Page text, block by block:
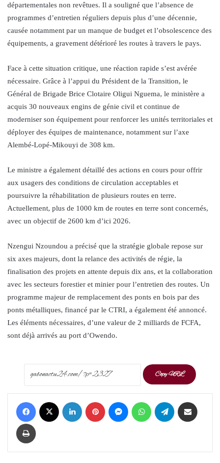
départementales non revêtues. Il a souligné que l’absence de
programmes d’entretien réguliers depuis plus d’une décennie,
causée notamment par un manque de budget et l’obsolescence des
équipements, a gravement détérioré les routes à travers le pays.
Face à cette situation critique, une réaction rapide s’est avérée
nécessaire. Grâce à l’appui du Président de la Transition, le
Général de Brigade Brice Clotaire Oligui Nguema, le ministère a
acquis 30 nouveaux engins de génie civil et continue de
moderniser son équipement pour renforcer les unités territoriales et
déployer des équipes de maintenance, notamment sur l’axe
Alembé-Lopé-Mikouyi de 308 km.
Le ministre a également détaillé des actions en cours pour offrir
aux usagers des conditions de circulation acceptables et
poursuivre la réhabilitation de plusieurs routes en terre.
Actuellement, plus de 1000 km de routes en terre sont concernés,
avec un objectif de 2600 km d’ici 2026.
Nzengui Nzoundou a précisé que la stratégie globale repose sur
six axes majeurs, dont la relance des activités de régie, la
finalisation des projets en attente depuis dix ans, et la collaboration
avec les secteurs forestier et minier pour l’entretien des routes. Un
programme majeur de remplacement des ponts en bois par des
ponts métalliques, financé par le CTRI, a également été annoncé.
Les éléments nécessaires, d’une valeur de 2 milliards de FCFA,
sont déjà arrivés au port d’Owendo.
Copy URL
Facebook LinkedIn Pinterest Messenger WhatsApp Telegram
Print